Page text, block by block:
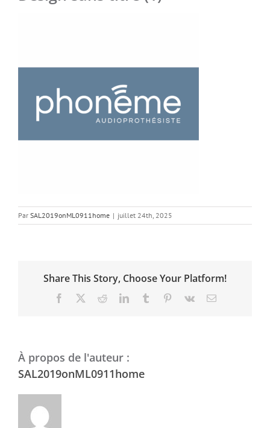
Par SAL2019onML0911home | juillet 24th, 2025
Share This Story, Choose Your Platform!
Facebook RedditLinkedInTumblr Pinterest
Vk Email
À propos de l'auteur :
SAL2019onML0911home